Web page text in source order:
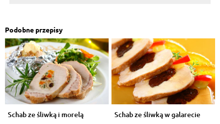
Podobne przepisy
Schab ze śliwką i morelą Schab ze śliwką w galarecie